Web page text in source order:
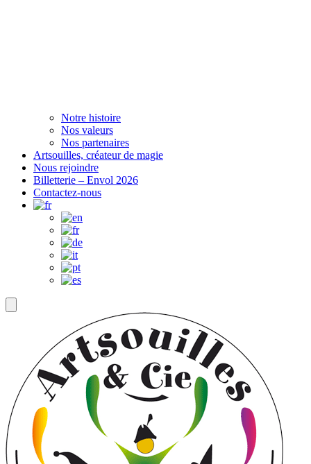
Notre histoire
Nos valeurs
Nos partenaires
Artsouilles, créateur de magie
Nous rejoindre
Billetterie – Envol 2026
Contactez-nous